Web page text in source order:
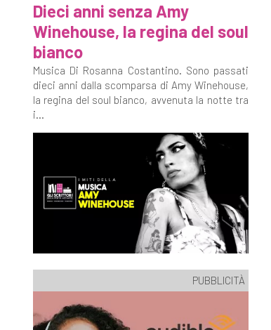
Dieci anni senza Amy
Winehouse, la regina del soul
bianco
Musica Di Rosanna Costantino. Sono passati
dieci anni dalla scomparsa di Amy Winehouse,
la regina del soul bianco, avvenuta la notte tra
i...
PUBBLICITÀ